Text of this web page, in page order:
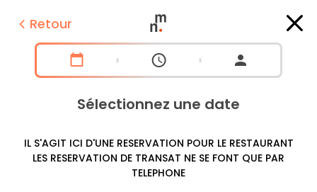
Retour
Sélectionnez une date
IL S'AGIT ICI D'UNE RESERVATION POUR LE RESTAURANT
LES RESERVATION DE TRANSAT NE SE FONT QUE PAR
TELEPHONE